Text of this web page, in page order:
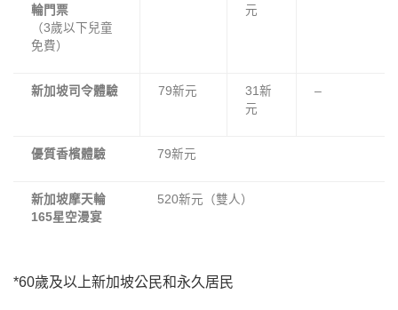
輪門票
（3歲以下兒童
免費）
元
新加坡司令體驗 79新元
31新
元
–
優質香檳體驗 79新元
新加坡摩天輪
165星空漫宴
520新元（雙人）
*60歲及以上新加坡公民和永久居民